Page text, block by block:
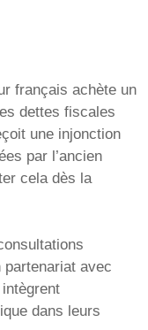
français achète un
dettes fiscales
une injonction
par l’ancien
cela dès la
avec
dans leurs